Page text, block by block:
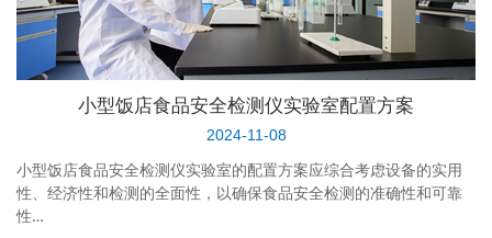
小型饭店食品安全检测仪实验室配置方案
2024-11-08
小型饭店食品安全检测仪实验室的配置方案应综合考虑设备的实用
性、经济性和检测的全面性，以确保食品安全检测的准确性和可靠
性…